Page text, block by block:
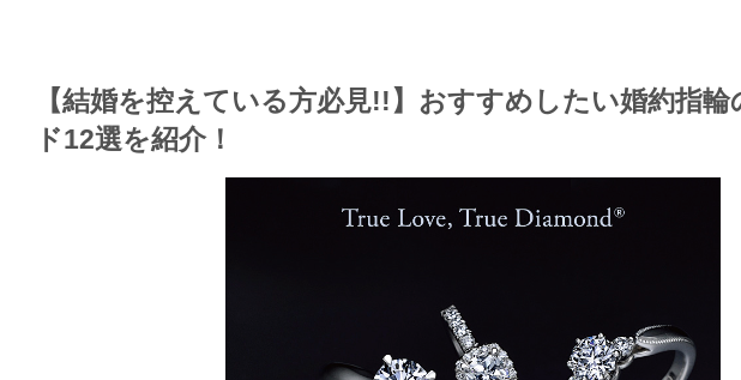
【結婚を控えている方必見!!】おすすめしたい婚約指輪
ド12選を紹介！